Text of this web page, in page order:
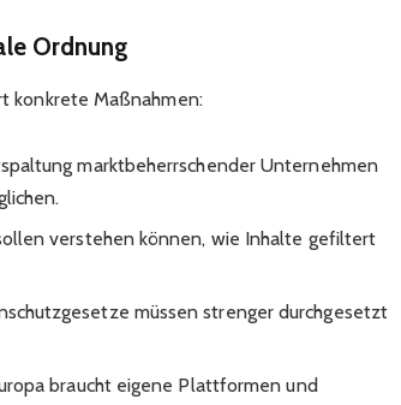
Ordnung
konkrete Maßnahmen:
marktbeherrschender Unternehmen
verstehen können, wie Inhalte gefiltert
müssen strenger durchgesetzt
braucht eigene Plattformen und